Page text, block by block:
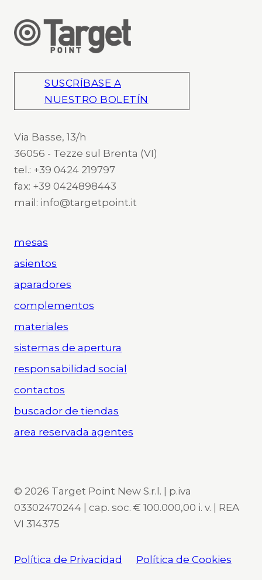
SUSCRÍBASE A
NUESTRO BOLETÍN
Via Basse, 13/h
36056 - Tezze sul Brenta (VI)
tel.: +39 0424 219797
fax: +39 0424898443
mail: info@targetpoint.it
mesas
asientos
aparadores
complementos
materiales
sistemas de apertura
responsabilidad social
contactos
buscador de tiendas
area reservada agentes
© 2026 Target Point New S.r.l. | p.iva
03302470244 | cap. soc. € 100.000,00 i. v. | REA
VI 314375
Política de Privacidad Política de Cookies